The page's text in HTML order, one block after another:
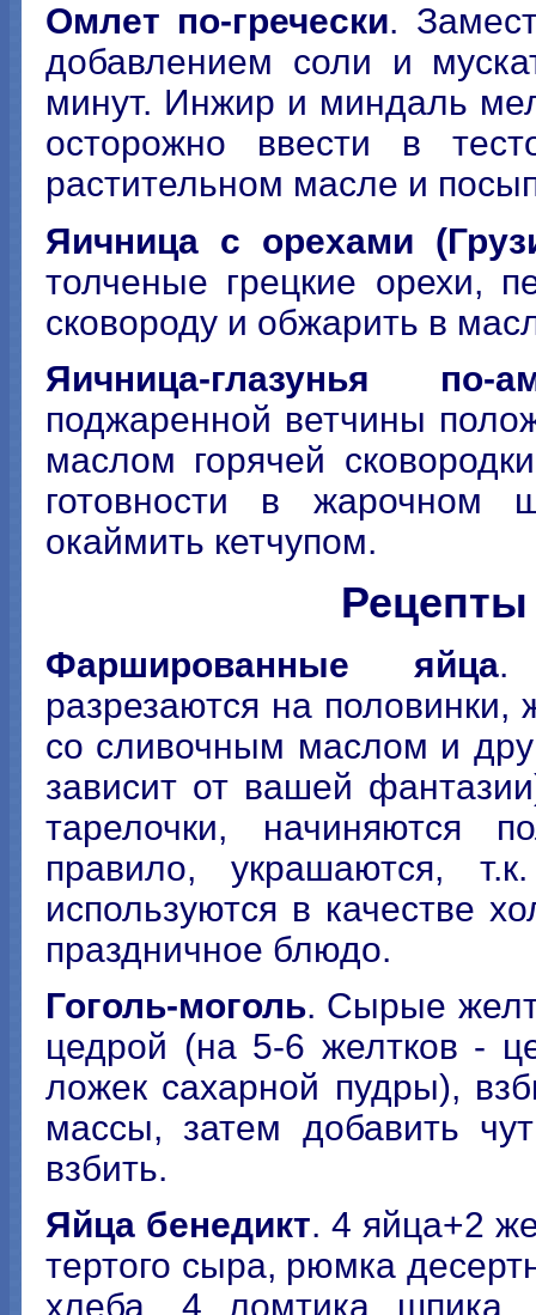
Омлет по-гречески.
добавлением соли и
минут. Инжир и миндаль
осторожно ввести в
растительном масле и
Яичница с орехами
толченые грецкие орехи,
сковороду и обжарить в
Яичница-глазунья по-
поджаренной ветчины
маслом горячей
готовности в жарочном
окаймить кетчупом.
Фаршированные яйца.
разрезаются на половинки,
со сливочным маслом и
зависит от вашей
тарелочки, начиняются
правило, украшаются,
используются в качестве
праздничное блюдо.
Гоголь-моголь. Сырые
цедрой (на 5-6 желтков -
ложек сахарной пудры),
массы, затем добавить
взбить.
Яйца бенедикт. 4 яйца+2
тертого сыра, рюмка
хлеба, 4 ломтика шпика,